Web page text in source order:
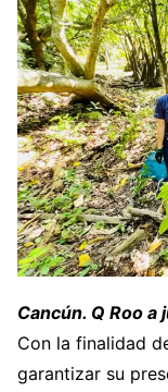
Cancún. Q Roo
Con la finalidad
garantizar su